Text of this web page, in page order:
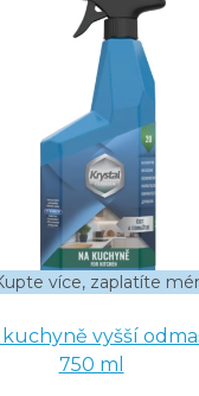
více, zaplatíte
kuchyně vyšší
750 ml